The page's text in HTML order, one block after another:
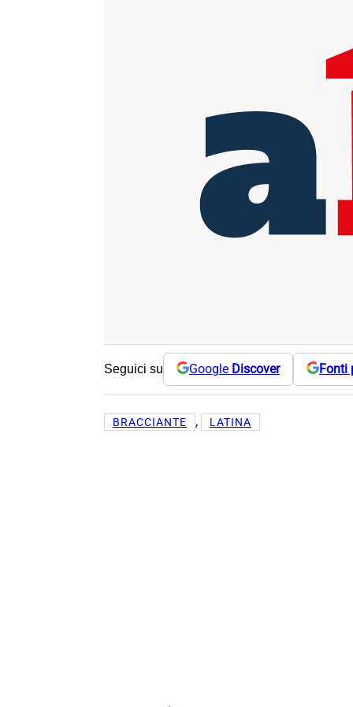
Seguici su Google Discover Fonti
BRACCIANTE , LATINA